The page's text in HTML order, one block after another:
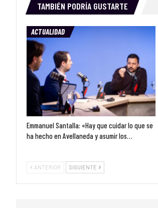
TAMBIÉN PODRÍA GUSTARTE
ACTUALIDAD
Emmanuel Santalla: «Hay que cuidar lo que se
ha hecho en Avellaneda y asumir los…
ANTERIOR SIGUIENTE